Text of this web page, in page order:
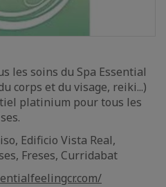
les soins du Spa Essential
corps et du visage, reiki...)
platinium pour tous les
Edificio Vista Real,
Freses, Curridabat